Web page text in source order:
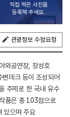
직접 찍은 사진을
등록해 주세요.
관광정보 수정요청
외공연장, 장성호
변데크 등이 조성되어
주제로 한 국내 유수
품은 총 103점으로
있으며 주요